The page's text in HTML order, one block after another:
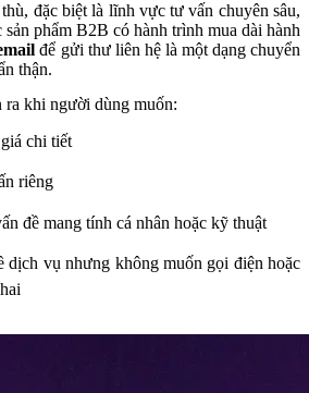
đặc biệt là lĩnh vực tư vấn chuyên sâu,
sản phẩm B2B có hành trình mua dài hành
để gửi thư liên hệ là một dạng chuyển
thận.
khi người dùng muốn:
chi tiết
riêng
đề mang tính cá nhân hoặc kỹ thuật
dịch vụ nhưng không muốn gọi điện hoặc